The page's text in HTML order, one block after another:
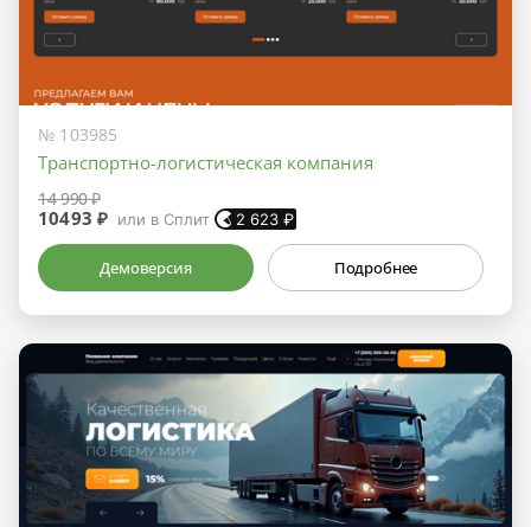
№ 103985
Транспортно-логистическая компания
14 990 ₽
10493 ₽ или в Сплит 2 623 ₽
Демоверсия Подробнее